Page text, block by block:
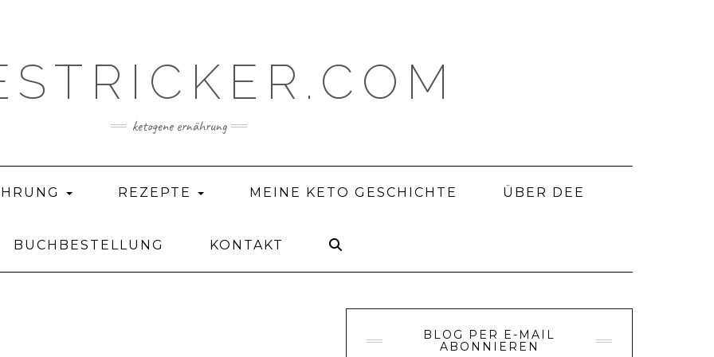
ketogene ernährung
REZEPTE MEINE KETO GESCHICHTE ÜBER DEE
BUCHBESTELLUNG KONTAKT
BLOG PER E-MAIL
ABONNIEREN